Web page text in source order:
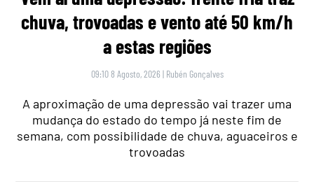
chuva, trovoadas e vento até 50 km/h
a estas regiões
09:10 8 Agosto, 2026 | Rubén Gonçalves
A aproximação de uma depressão vai trazer uma
mudança do estado do tempo já neste fim de
semana, com possibilidade de chuva, aguaceiros e
trovoadas